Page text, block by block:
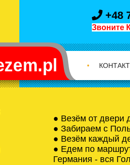
+48
Звоните
•
● Везём от двери
● Забираем с
● Везём каждый
● Едем по
Германия - вся